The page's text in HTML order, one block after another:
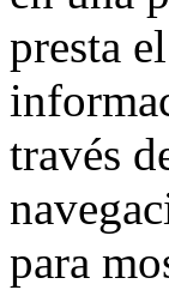
presta
través
para